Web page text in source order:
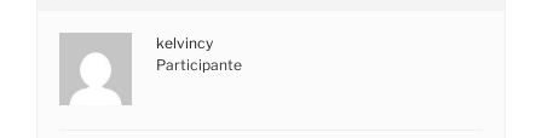
kelvincy
Participante